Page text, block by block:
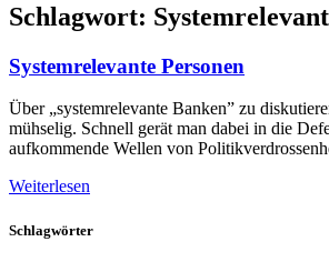
Schlagwort: Systemrelevant
Systemrelevante Personen
Über „systemrelevante Banken” zu
mühselig. Schnell gerät man dabei in die
aufkommende Wellen von
Weiterlesen
Schlagwörter